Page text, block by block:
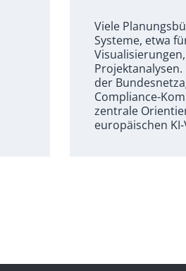
Viele
Systeme, etwa
Projektanalysen.
der
Compliance-
zentrale
europäischen